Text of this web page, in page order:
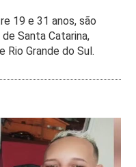
19 e 31 anos, são
Santa Catarina,
Rio Grande do Sul.